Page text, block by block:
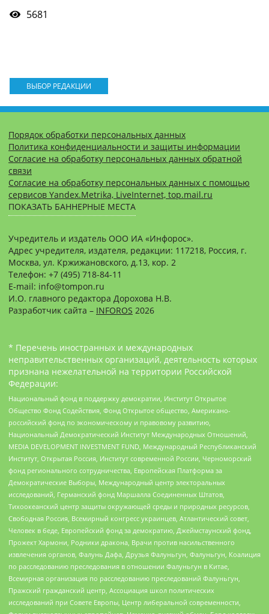
5681
ВЫБОР РЕДАКЦИИ
Порядок обработки персональных данных
Политика конфиденциальности и защиты информации
Согласие на обработку персональных данных обратной
связи
Согласие на обработку персональных данных с помощью
сервисов Yandex.Metrika, LiveInternet, top.mail.ru
ПОКАЗАТЬ БАННЕРНЫЕ МЕСТА
Учредитель и издатель ООО ИА «Инфорос».
Адрес учредителя, издателя, редакции: 117218, Россия, г.
Москва, ул. Кржижановского, д.13, кор. 2
Телефон: +7 (495) 718-84-11
E-mail: info@tompon.ru
И.О. главного редактора Дорохова Н.В.
Разработчик сайта – INFOROS 2026
* Перечень иностранных и международных
неправительственных организаций, деятельность которых
признана нежелательной на территории Российской
Федерации:
Национальный фонд в поддержку демократии, Институт Открытое
Общество Фонд Содействия, Фонд Открытое общество, Американо-
российский фонд по экономическому и правовому развитию,
Национальный Демократический Институт Международных Отношений,
MEDIA DEVELOPMENT INVESTMENT FUND, Международный Республиканский
Институт, Открытая Россия, Институт современной России, Черноморский
фонд регионального сотрудничества, Европейская Платформа за
Демократические Выборы, Международный центр электоральных
исследований, Германский фонд Маршалла Соединенных Штатов,
Тихоокеанский центр защиты окружающей среды и природных ресурсов,
Свободная Россия, Всемирный конгресс украинцев, Атлантический совет,
Человек в беде, Европейский фонд за демократию, Джеймстаунский фонд,
Прожект Хармони, Родники дракона, Врачи против насильственного
извлечения органов, Фалунь Дафа, Друзья Фалуньгун, Фалуньгун, Коалиция
по расследованию преследования в отношении Фалуньгун в Китае,
Всемирная организация по расследованию преследований Фалуньгун,
Пражский гражданский центр, Ассоциация школ политических
исследований при Совете Европы, Центр либеральной современности,